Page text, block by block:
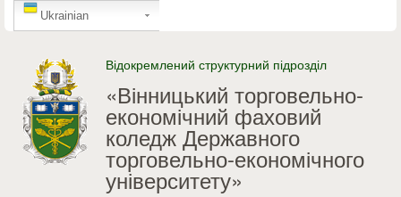
Перейти до основного
GTranslate
Ukrainian
Відокремлений структурний підрозділ
«Вінницький торговельно-
економічний фаховий
коледж Державного
торговельно-економічного
університету»